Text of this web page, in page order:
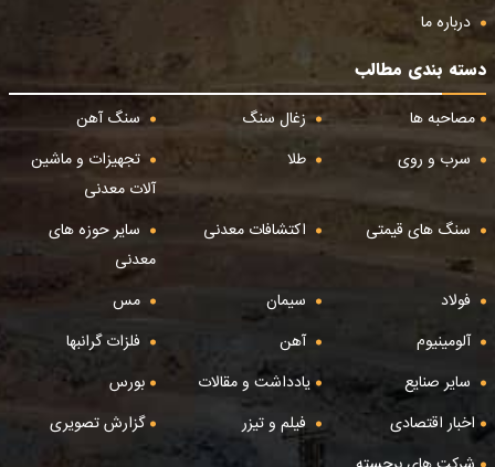
درباره ما
دسته بندی مطالب
مصاحبه ها
زغال سنگ
سنگ آهن
سرب و روی
طلا
تجهیزات و ماشین
آلات معدنی
سنگ های قیمتی
اکتشافات معدنی
سایر حوزه های
معدنی
فولاد
سیمان
مس
آلومینیوم
آهن
فلزات گرانبها
سایر صنایع
یادداشت و مقالات
بورس
اخبار اقتصادی
فیلم و تیزر
گزارش تصویری